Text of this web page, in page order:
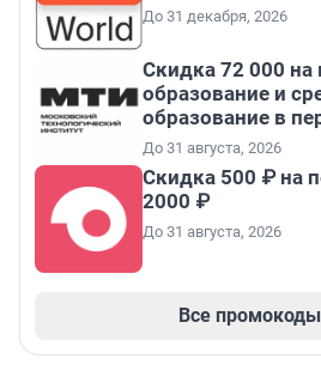
До 31 декабря, 2026
Скидка 72 000
образование и
образование в
До 31 августа, 2026
Скидка 500 ₽ на
2000 ₽
До 31 августа, 2026
Все промокоды